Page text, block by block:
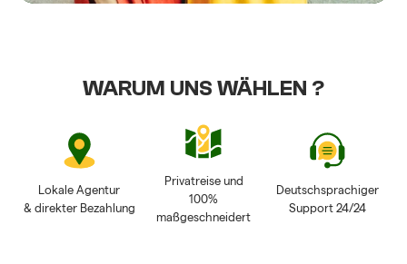
WARUM UNS WÄHLEN ?
Lokale Agentur
& direkter Bezahlung
Privatreise und
100%
maßgeschneidert
Deutschsprachiger
Support 24/24